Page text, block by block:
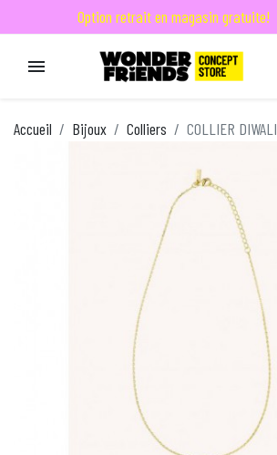
Option retrait en magasin gratuite!

Accueil Bijoux Colliers COLLIER DIWALI